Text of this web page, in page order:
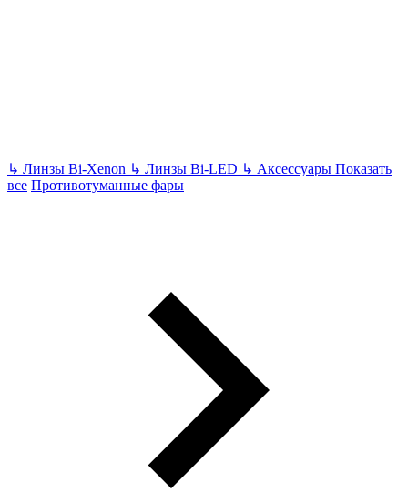
↳ Линзы Bi-Xenon ↳ Линзы Bi-LED ↳ Аксессуары Показать
все Противотуманные фары